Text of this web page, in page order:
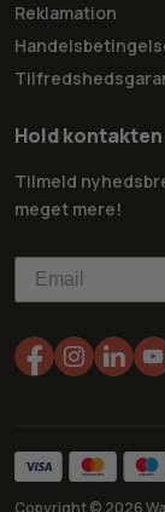
Reklamation
Hold kontakten
Tilmeld
meget mere!